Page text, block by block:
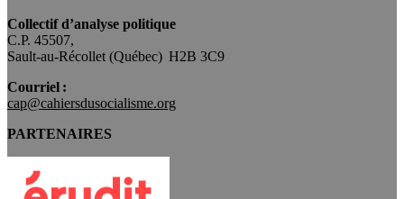
Collectif d’analyse politique
C.P. 45507,
Sault-au-Récollet (Québec) H2B 3C9
Courriel :
cap@cahiersdusocialisme.org
PARTENAIRES